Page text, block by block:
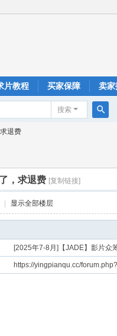
片教程 买家保障 卖
搜索
退费
，求退费 [复制链接]
显示全部楼层
[2025年7-8月]【JADE】影片众
https://yingpianqu.cc/